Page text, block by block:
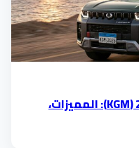
مراجعة سانج يونج توريس 2026 (KGM): المميزات،